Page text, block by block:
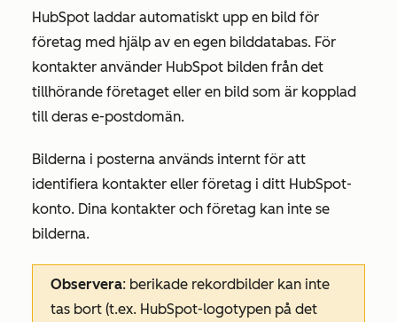
HubSpot laddar automatiskt upp en bild för
företag med hjälp av en egen bilddatabas. För
kontakter använder HubSpot bilden från det
tillhörande företaget eller en bild som är kopplad
till deras e-postdomän.
Bilderna i posterna används internt för att
identifiera kontakter eller företag i ditt HubSpot-
konto. Dina kontakter och företag kan inte se
bilderna.
Observera: berikade rekordbilder kan inte
tas bort (t.ex. HubSpot-logotypen på det